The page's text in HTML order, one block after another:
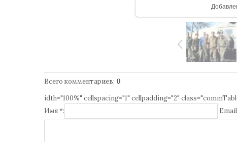
Всего комментариев: 0
idth="100%" cellspacing="1" cellpadding="2"
Имя *: